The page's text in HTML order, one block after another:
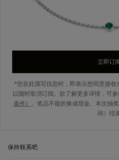
立即订
*您在此填写信息时，即表示您同意接收
以随时取消订阅。欲了解更多详情，可
条件》 。奖品不能折换成现金。本次抽
间）结
保持联系吧